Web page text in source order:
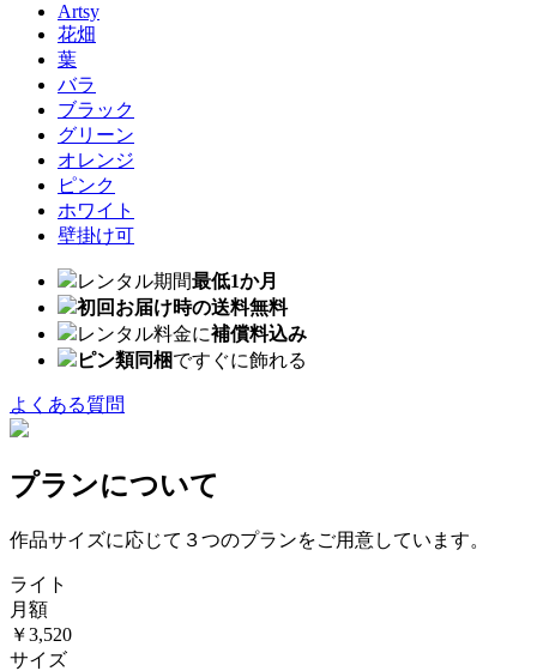
Artsy
花畑
葉
バラ
ブラック
グリーン
オレンジ
ピンク
ホワイト
壁掛け可
レンタル期間最低1か月
初回お届け時の送料無料
レンタル料金に補償料込み
ピン類同梱ですぐに飾れる
よくある質問
プランについて
作品サイズに応じて３つのプランをご用意しています。
ライト
月額
￥3,520
サイズ